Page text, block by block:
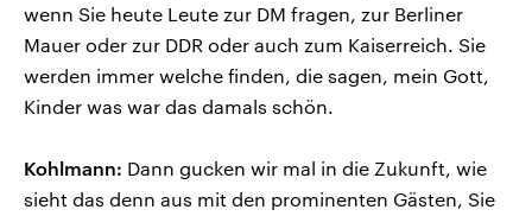
wenn Sie heute Leute zur DM fragen, zur Berliner
Mauer oder zur DDR oder auch zum Kaiserreich. Sie
werden immer welche finden, die sagen, mein Gott,
Kinder was war das damals schön.
Kohlmann: Dann gucken wir mal in die Zukunft, wie
sieht das denn aus mit den prominenten Gästen, Sie